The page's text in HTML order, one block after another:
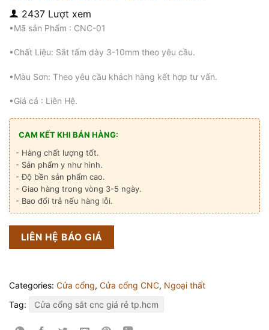
2437 Lượt xem
•Mã sản Phẩm : CNC-01
•Chất Liệu: Sắt tấm dày 3-10mm theo yêu cầu.
•Màu Sơn: Theo yêu cầu khách hàng kết hợp tư vấn.
•Giá cả : Liên Hệ.
CAM KẾT KHI BÁN HÀNG:
- Hàng chất lượng tốt.
- Sản phẩm y như hình.
- Độ bền sản phẩm cao.
- Giao hàng trong vòng 3-5 ngày.
- Bao đổi trả nếu hàng lỗi.
LIÊN HỆ BÁO GIÁ
Categories: Cửa cổng, Cửa cổng CNC, Ngoại thất
Tag:
Cửa cổng sắt cnc giá rẻ tp.hcm